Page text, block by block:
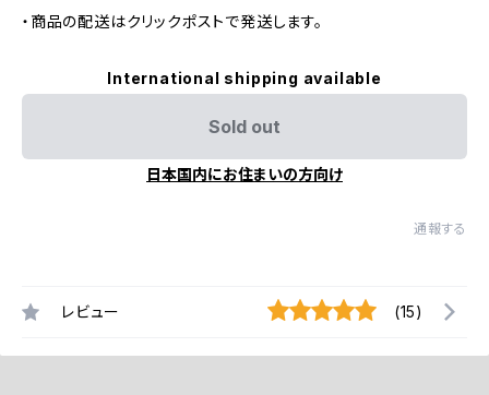
・商品の配送はクリックポストで発送します。
International shipping available
Sold out
日本国内にお住まいの方向け
通報する
レビュー (15)